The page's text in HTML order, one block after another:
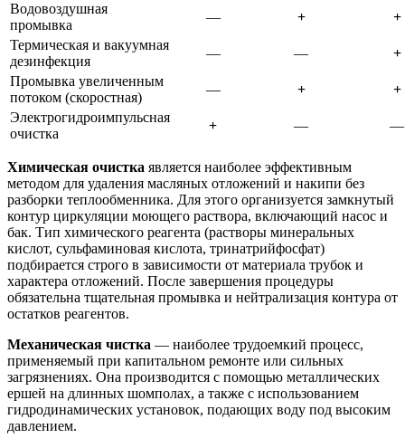
Водовоздушная
промывка
— +
+
Термическая и вакуумная
дезинфекция
— —
+
Промывка увеличенным
потоком (скоростная)
— +
+
Электрогидроимпульсная
очистка
+ — —
Химическая очистка является наиболее эффективным
методом для удаления масляных отложений и накипи без
разборки теплообменника. Для этого организуется замкнутый
контур циркуляции моющего раствора, включающий насос и
бак. Тип химического реагента (растворы минеральных
кислот, сульфаминовая кислота, тринатрийфосфат)
подбирается строго в зависимости от материала трубок и
характера отложений. После завершения процедуры
обязательна тщательная промывка и нейтрализация контура от
остатков реагентов.
Механическая чистка — наиболее трудоемкий процесс,
применяемый при капитальном ремонте или сильных
загрязнениях. Она производится с помощью металлических
ершей на длинных шомполах, а также с использованием
гидродинамических установок, подающих воду под высоким
давлением.